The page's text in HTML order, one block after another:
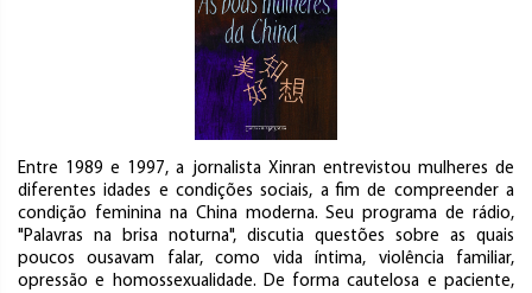
Entre 1989 e 1997, a jornalista Xinran entrevistou mulheres de
diferentes idades e condições sociais, a fim de compreender a
condição feminina na China moderna. Seu programa de rádio,
"Palavras na brisa noturna", discutia questões sobre as quais
poucos ousavam falar, como vida íntima, violência familiar,
opressão e homossexualidade. De forma cautelosa e paciente,